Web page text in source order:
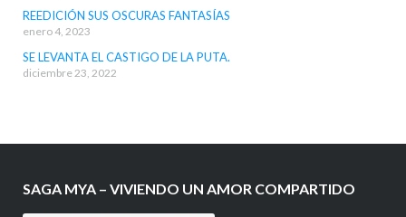
REEDICIÓN SUS OSCURAS FANTASÍAS
enero 4, 2023
SE LEVANTA EL CASTIGO DE LA PUTA.
diciembre 23, 2022
SAGA MYA – VIVIENDO UN AMOR COMPARTIDO